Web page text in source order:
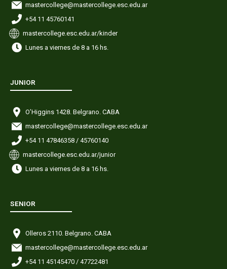
mastercollege@mastercollege.esc.edu.ar
+54 11 45760141
mastercollege.esc.edu.ar/kinder
Lunes a viernes de 8 a 16 hs.
JUNIOR
O’Higgins 1428. Belgrano. CABA
mastercollege@mastercollege.esc.edu.ar
+54 11 47846358 / 45760140
mastercollege.esc.edu.ar/junior
Lunes a viernes de 8 a 16 hs.
SENIOR
Olleros 2110. Belgrano. CABA
mastercollege@mastercollege.esc.edu.ar
+54 11 45145470 / 47722481